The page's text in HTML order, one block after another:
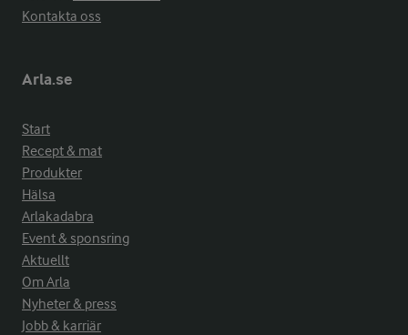
Kontakta oss
Arla.se
Start
Recept & mat
Produkter
Hälsa
Arlakadabra
Event & sponsring
Aktuellt
Om Arla
Nyheter & press
Jobb & karriär